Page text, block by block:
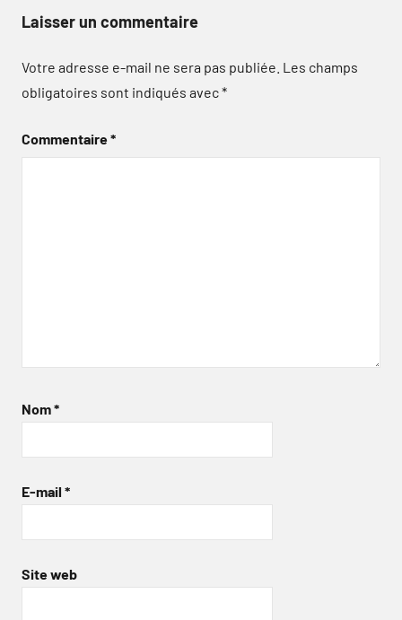
Laisser un commentaire
Votre adresse e-mail ne sera pas publiée. Les champs
obligatoires sont indiqués avec*
Commentaire*
Nom*
E-mail *
Site web